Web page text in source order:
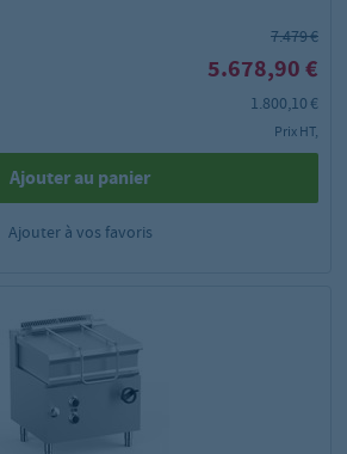
7.479 €
5.678,90 €
1.800,10 €
Prix HT,
Ajouter au panier
Ajouter à vos favoris